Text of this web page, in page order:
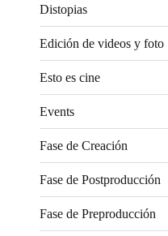
Distopias
Edición de videos y foto
Esto es cine
Events
Fase de Creación
Fase de Postproducción
Fase de Preproducción